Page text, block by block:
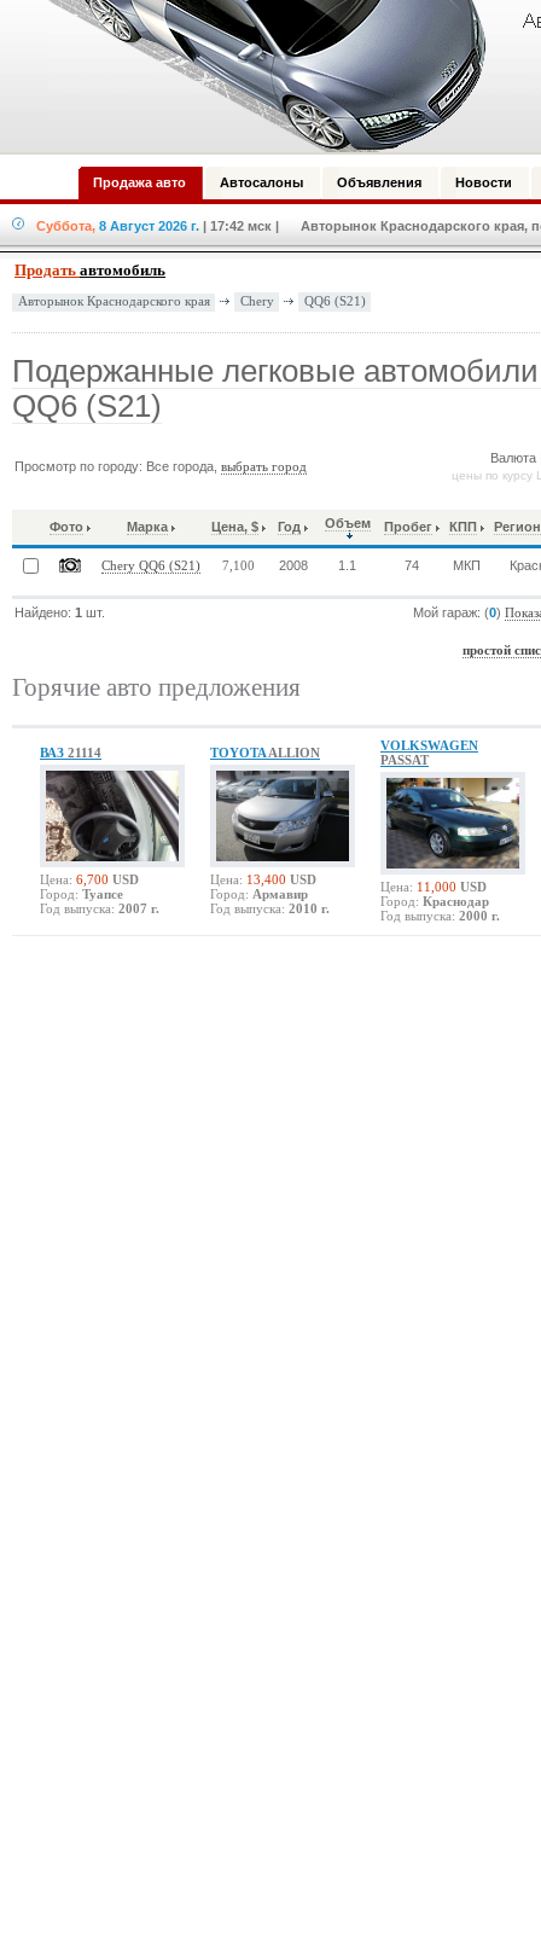
Продажа авто Автосалоны Объявления Новости
Суббота, 8 Август 2026 г. | 17:42 мск | Авторынок Краснодарского края,
Продать автомобиль
Авторынок Краснодарского края Chery QQ6 (S21)
Подержанные легковые
QQ6 (S21)
Просмотр по городу: Все города,выбрать город
цены по
Фото Марка Цена, $ Год Объем Пробег КПП
Chery QQ6 (S21) 7,100 2008 1.1 74 МКП
Найдено:1 шт. Мой гараж: (0)
простой
Горячие авто предложения
ВАЗ 21114
Цена: 6,700 USD
Город: Туапсе
Год выпуска: 2007 г.
TOYOTA ALLION
Цена: 13,400 USD
Город: Армавир
Год выпуска: 2010 г.
VOLKSWAGEN
PASSAT
Цена: 11,000 USD
Город: Краснодар
Год выпуска: 2000 г.